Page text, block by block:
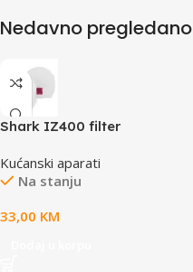
Nedavno pregledano
Shark IZ400 filter
Kućanski aparati
Na stanju
33,00 KM